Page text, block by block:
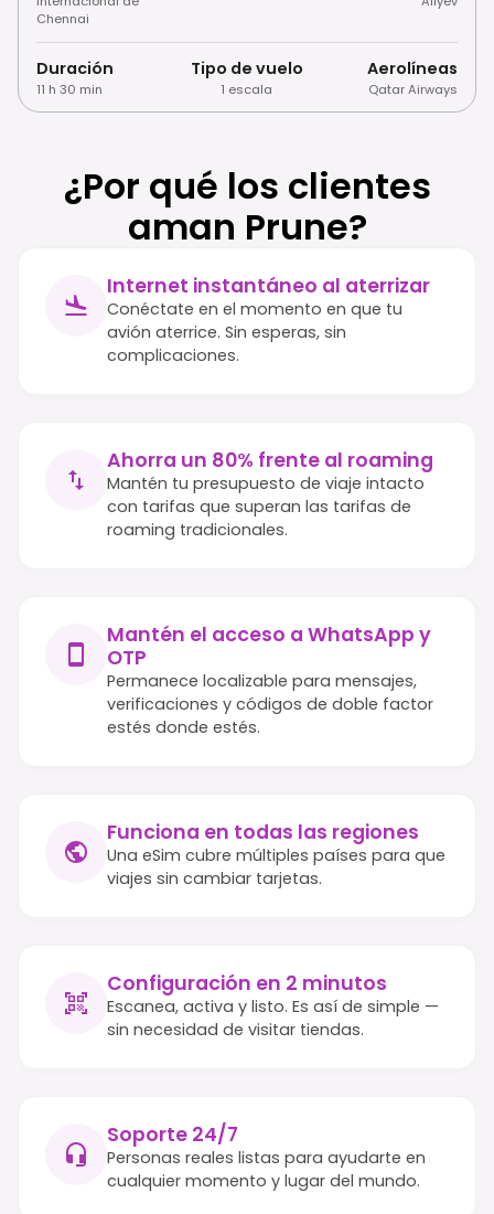
Chennai
Duración
11 h 30 min
Tipo de vuelo
1 escala
Aerolíneas
Qatar Airways
¿Por qué los clientes
aman Prune?
Internet instantáneo al aterrizar
Conéctate en el momento en que tu
avión aterrice. Sin esperas, sin
complicaciones.
Ahorra un 80% frente al roaming
Mantén tu presupuesto de viaje intacto
con tarifas que superan las tarifas de
roaming tradicionales.
Mantén el acceso a WhatsApp y
OTP
Permanece localizable para mensajes,
verificaciones y códigos de doble factor
estés donde estés.
Funciona en todas las regiones
Una eSim cubre múltiples países para que
viajes sin cambiar tarjetas.
Configuración en 2 minutos
Escanea, activa y listo. Es así de simple —
sin necesidad de visitar tiendas.
Soporte 24/7
Personas reales listas para ayudarte en
cualquier momento y lugar del mundo.